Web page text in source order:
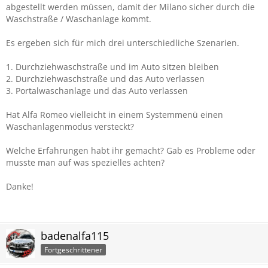
abgestellt werden müssen, damit der Milano sicher durch die
Waschstraße / Waschanlage kommt.
Es ergeben sich für mich drei unterschiedliche Szenarien.
1. Durchziehwaschstraße und im Auto sitzen bleiben
2. Durchziehwaschstraße und das Auto verlassen
3. Portalwaschanlage und das Auto verlassen
Hat Alfa Romeo vielleicht in einem Systemmenü einen
Waschanlagenmodus versteckt?
Welche Erfahrungen habt ihr gemacht? Gab es Probleme oder
musste man auf was spezielles achten?
Danke!
badenalfa115
Fortgeschrittener